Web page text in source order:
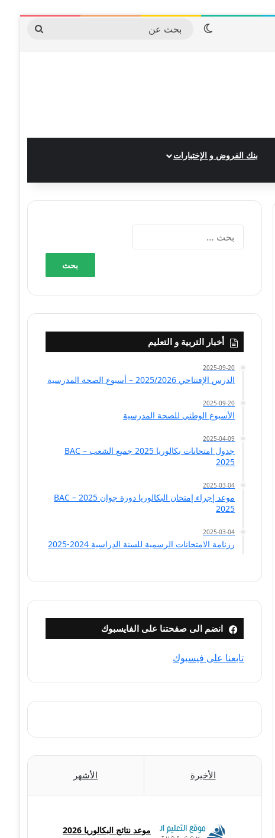
الوضع المظلم
بحث
عن
بنك الفروض و الإختبارات
عن:
أخبار التربية و التعليم
2025-09-20
الدرس الإفتتاحي 2025/2026 – أسبوع الصحة المدرسية
2025-09-20
الأسبوع الوطني للصحة المدرسية
2025-04-09
جدول امتحانات بكالوريا 2025 جميع الشعب – BAC
2025
2025-03-04
موعد إجراء إمتحان البكالوريا دورة جوان 2025 – BAC
2025
2025-03-04
رزنامة الامتحانات الرسمية للسنة الدراسية 2024-2025
انضم الى صفحتنا على الفايسبوك
تابعنا على فيسبوك
الأخيرة الأشهر
موعد نتائج البكالوريا 2026